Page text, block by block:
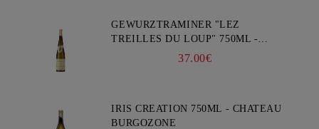
GEWURZTRAMINER "LEZ
TREILLES DU LOUP" 750ML -
37.00€
IRIS CREATION 750ML - CHATEAU
BURGOZONE